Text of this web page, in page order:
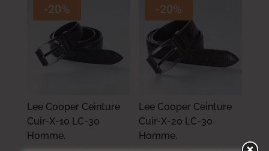
-20%
Lee Cooper Ceinture
Cuir-X-10 LC-30
Homme.
-20%
Lee Cooper Ceinture
Cuir-X-20 LC-30
Homme.